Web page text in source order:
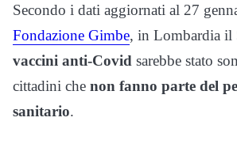
Secondo i dati aggiornati al 27
Fondazione Gimbe, in Lombardia il
vaccini anti-Covid sarebbe stato
cittadini che non fanno parte del
sanitario.